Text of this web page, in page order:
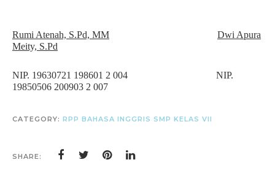
Rumi Atenah, S.Pd, MM
Dwi Apura
Meity, S.Pd
NIP. 19630721 198601 2 004 NIP.
19850506 200903 2 007
CATEGORY: RPP BAHASA INGGRIS SMP KELAS VII
SHARE: